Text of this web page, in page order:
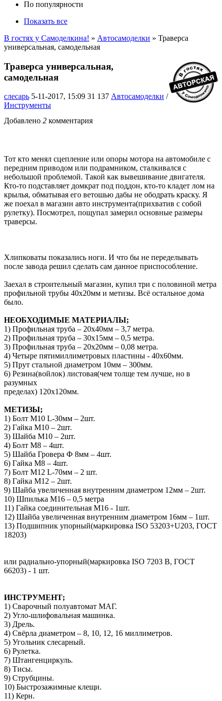
По популярности
Показать все
В гостях у Самоделкина! » Автосамоделки » Траверса
универсальная, самодельная
Траверса универсальная,
самодельная
слесарь 5-11-2017, 15:09 31 137 Автосамоделки /
Инструменты
Добавлено 2 комментария
Тот кто менял сцепление или опоры мотора на автомобиле с
передним приводом или подрамником, сталкивался с
небольшой проблемой. Такой как вывешивание двигателя.
Кто-то подставляет домкрат под поддон, кто-то кладет лом на
крылья, обматывая его ветошью дабы не ободрать краску. Я
же поехал в магазин авто инструмента(прихватив с собой
рулетку). Посмотрел, пощупал замерил основные размеры
траверсы.
Хлипковаты показались ноги. И что бы не переделывать
после завода решил сделать сам данное приспособление.
Заехал в строительный магазин, купил три с половиной метра
профильной трубы 40х20мм и метизы. Всё остальное дома
было.
НЕОБХОДИМЫЕ МАТЕРИАЛЫ;
1) Профильная труба – 20х40мм – 3,7 метра.
2) Профильная труба – 30х15мм – 0,5 метра.
3) Профильная труба – 20х20мм – 0,08 метра.
4) Четыре пятимиллиметровых пластины - 40х60мм.
5) Прут стальной диаметром 10мм – 300мм.
6) Резина(войлок) листовая(чем толще тем лучше, но в
разумных
пределах) 120х120мм.
МЕТИЗЫ;
1) Болт М10 L-30мм – 2шт.
2) Гайка М10 – 2шт.
3) Шайба М10 – 2шт.
4) Болт М8 – 4шт.
5) Шайба Гровера Ф 8мм – 4шт.
6) Гайка М8 – 4шт.
7) Болт М12 L-70мм – 2 шт.
8) Гайка М12 – 2шт.
9) Шайба увеличенная внутренним диаметром 12мм – 2шт.
10) Шпилька М16 – 0,5 метра
11) Гайка соединительная М16 - 1шт.
12) Шайба увеличенная внутренним диаметром 16мм – 1шт.
13) Подшипник упорный(маркировка ISO 53203+U203, ГОСТ
18203)
или радиально-упорный(маркировка ISO 7203 B, ГОСТ
66203) - 1 шт.
ИНСТРУМЕНТ;
1) Сварочный полуавтомат МАГ.
2) Угло-шлифовальная машинка.
3) Дрель.
4) Свёрла диаметром – 8, 10, 12, 16 миллиметров.
5) Угольник слесарный.
6) Рулетка.
7) Штангенциркуль.
8) Тисы.
9) Струбцины.
10) Быстрозажимные клещи.
11) Керн.